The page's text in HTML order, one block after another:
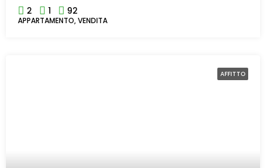
2 1 92
APPARTAMENTO, VENDITA
AFFITTO